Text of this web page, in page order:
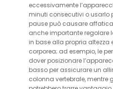
eccessivamente
minuti consecutivi o usarlo
pause può causare
anche importante regolare
in base alla propria altezza
corporea; ad esempio, le
dover posizionare
basso per assicurare un
colonna vertebrale, mentre